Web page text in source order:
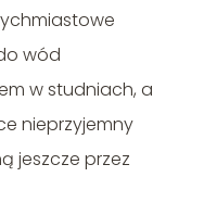
wód
w studniach, a
nieprzyjemny
jeszcze przez